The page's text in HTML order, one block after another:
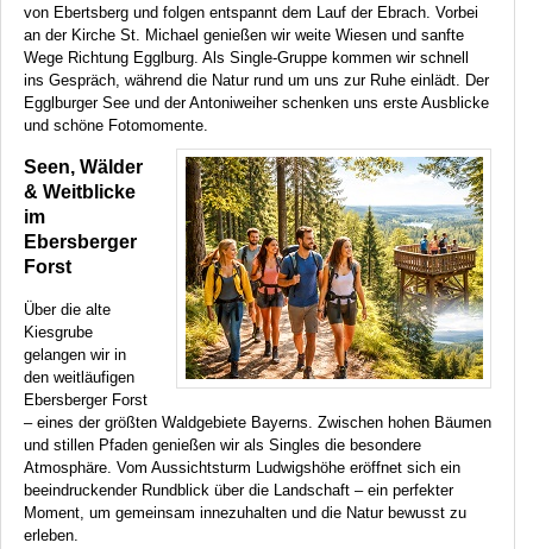
von Ebertsberg und folgen entspannt dem Lauf der Ebrach. Vorbei
an der Kirche St. Michael genießen wir weite Wiesen und sanfte
Wege Richtung Egglburg. Als Single-Gruppe kommen wir schnell
ins Gespräch, während die Natur rund um uns zur Ruhe einlädt. Der
Egglburger See und der Antoniweiher schenken uns erste Ausblicke
und schöne Fotomomente.
Seen, Wälder
& Weitblicke
im
Ebersberger
Forst
Über die alte
Kiesgrube
gelangen wir in
den weitläufigen
Ebersberger Forst
– eines der größten Waldgebiete Bayerns. Zwischen hohen Bäumen
und stillen Pfaden genießen wir als Singles die besondere
Atmosphäre. Vom Aussichtsturm Ludwigshöhe eröffnet sich ein
beeindruckender Rundblick über die Landschaft – ein perfekter
Moment, um gemeinsam innezuhalten und die Natur bewusst zu
erleben.